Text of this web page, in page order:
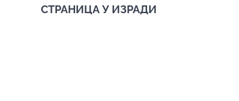
СТРАНИЦА У ИЗРАДИ